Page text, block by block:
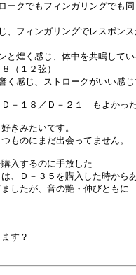
クでもフィンガリングでも
フィンガリングでレスポン
煌く感じ、体中を共鳴して
（１２弦）
感じ、ストロークがいい感
－１８／Ｄ－２１　もよかっ
きみたいです。
ものにまだ出会ってません。
購入するのに手放した
、Ｄ－３５を購入した時から
したが、音の艶・伸びともに
す？